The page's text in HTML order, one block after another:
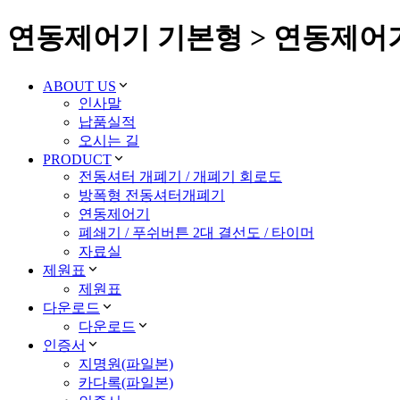
연동제어기 기본형 > 연동제어
ABOUT US
인사말
납품실적
오시는 길
PRODUCT
전동셔터 개폐기 / 개폐기 회로도
방폭형 전동셔터개폐기
연동제어기
폐쇄기 / 푸쉬버튼 2대 결선도 / 타이머
자료실
제원표
제원표
다운로드
다운로드
인증서
지명원(파일본)
카다록(파일본)